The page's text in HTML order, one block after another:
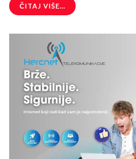
ČITAJ VIŠE...